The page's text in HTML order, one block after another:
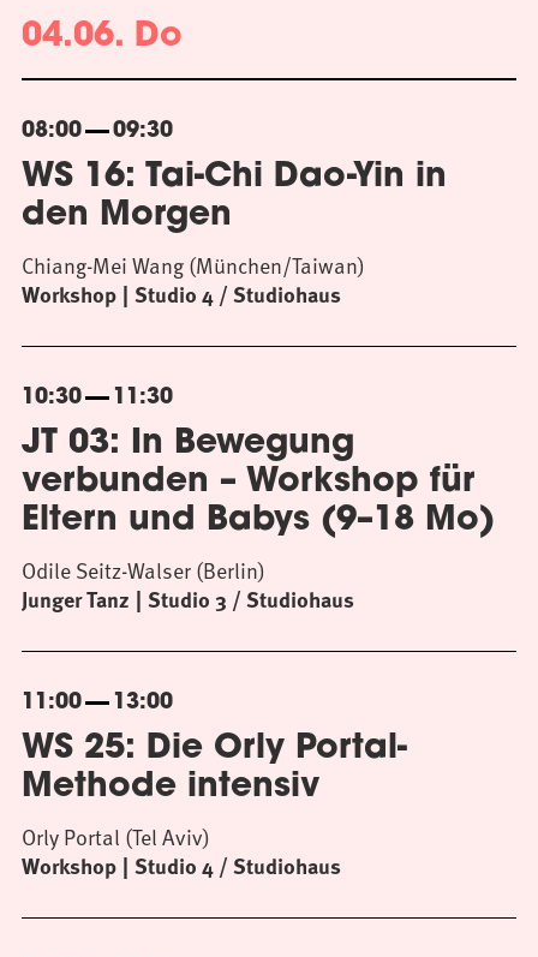
04.06. Do
08:00 09:30
WS 16: Tai-Chi Dao-Yin in
den Morgen
Workshop Studio 4 / Studiohaus
Chiang-Mei Wang (München/Taiwan)
10:30 11:30
JT 03: In Bewegung
verbunden – Workshop für
Eltern und Babys (9–18 Mo)
Junger Tanz Studio 3 / Studiohaus
Odile Seitz-Walser (Berlin)
11:00 13:00
WS 25: Die Orly Portal-
Methode intensiv
Workshop Studio 4 / Studiohaus
Orly Portal (Tel Aviv)